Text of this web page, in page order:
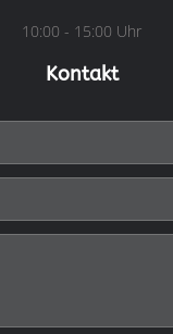
10:00 - 15:00 Uhr
Kontakt